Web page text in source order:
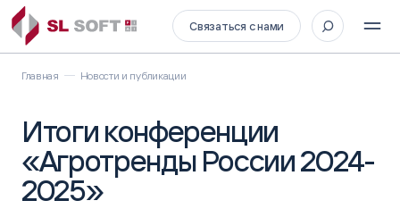
Связаться с нами
Главная Новости и публикации
Итоги конференции
«Агротренды России 2024-
2025»